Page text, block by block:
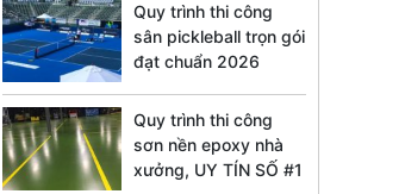
Quy trình thi công
sân pickleball trọn gói
đạt chuẩn 2026
Quy trình thi công
sơn nền epoxy nhà
xưởng, UY TÍN SỐ #1